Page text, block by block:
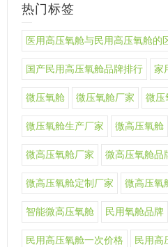
热门标签
医用高压氧舱与民用高压氧舱的
国产民用高压氧舱品牌排行 家
微压氧舱 微压氧舱厂家 微压
微压氧舱生产厂家 微高压氧舱
微高压氧舱厂家 微高压氧舱品
微高压氧舱定制厂家 微高压氧
智能微高压氧舱 民用氧舱品牌
民用高压氧舱一次价格 民用高